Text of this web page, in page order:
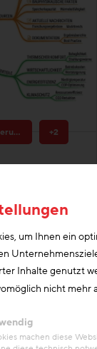
Bauteilaktivierung
Practices
um Ihnen ein
Inhalte genutzt
nicht mehr
machen diese